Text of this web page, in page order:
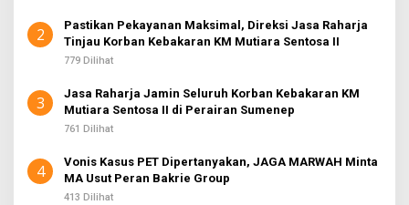
2
Pastikan Pekayanan Maksimal, Direksi Jasa Raharja
Tinjau Korban Kebakaran KM Mutiara Sentosa II
779 Dilihat
3
Jasa Raharja Jamin Seluruh Korban Kebakaran KM
Mutiara Sentosa II di Perairan Sumenep
761 Dilihat
4
Vonis Kasus PET Dipertanyakan, JAGA MARWAH Minta
MA Usut Peran Bakrie Group
413 Dilihat